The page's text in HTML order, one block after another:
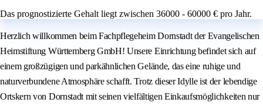
Das prognostizierte Gehalt liegt zwischen 36000 - 60000 € pro Jahr.
Herzlich willkommen beim Fachpflegeheim Dornstadt der Evangelischen
Heimstiftung Württemberg GmbH! Unsere Einrichtung befindet sich auf
einem großzügigen und parkähnlichen Gelände, das eine ruhige und
naturverbundene Atmosphäre schafft. Trotz dieser Idylle ist der lebendige
Ortskern von Dornstadt mit seinen vielfältigen Einkaufsmöglichkeiten nur